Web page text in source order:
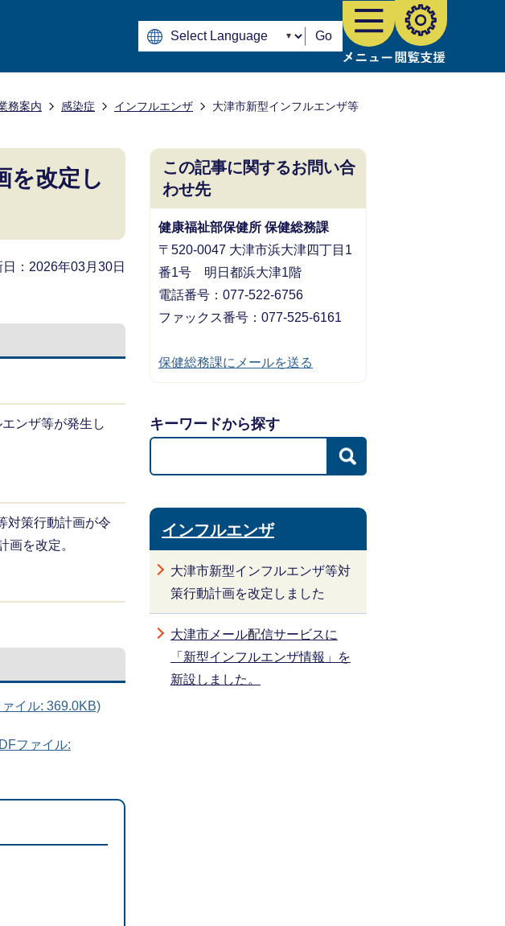
Go
務案内 感染症 インフルエンザ
大津市新型インフルエンザ等
を改定し
日：2026年03月30日
ンザ等が発生し
対策行動計画が令
画を改定。
イル: 369.0KB)
ファイル:
この記事に関するお問い合
わせ先
健康福祉部保健所 保健総務課
〒520-0047 大津市浜大津四丁目1
番1号 明日都浜大津1階
電話番号：077-522-6756
ファックス番号：077-525-6161
保健総務課にメールを送る
キーワードから探す
インフルエンザ
大津市新型インフルエンザ等対
策行動計画を改定しました
大津市メール配信サービスに
「新型インフルエンザ情報」を
新設しました。